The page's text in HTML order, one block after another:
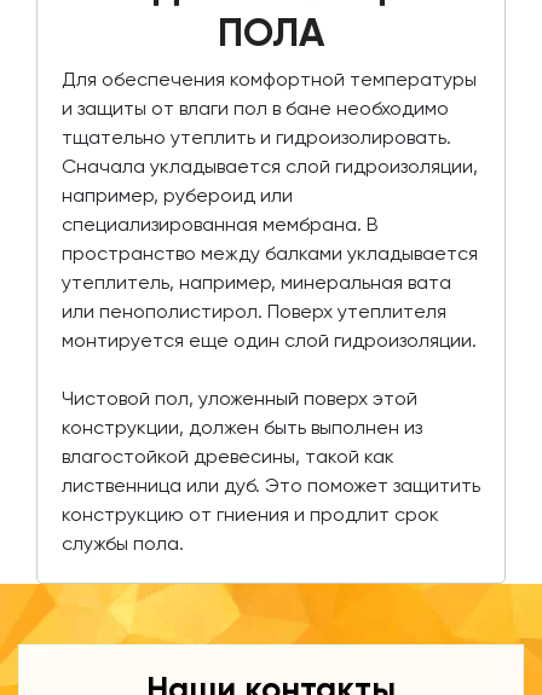
ПОЛА
Для обеспечения комфортной температуры
и защиты от влаги пол в бане необходимо
тщательно утеплить и гидроизолировать.
Сначала укладывается слой гидроизоляции,
например, рубероид или
специализированная мембрана. В
пространство между балками укладывается
утеплитель, например, минеральная вата
или пенополистирол. Поверх утеплителя
монтируется еще один слой гидроизоляции.
Чистовой пол, уложенный поверх этой
конструкции, должен быть выполнен из
влагостойкой древесины, такой как
лиственница или дуб. Это поможет защитить
конструкцию от гниения и продлит срок
службы пола.